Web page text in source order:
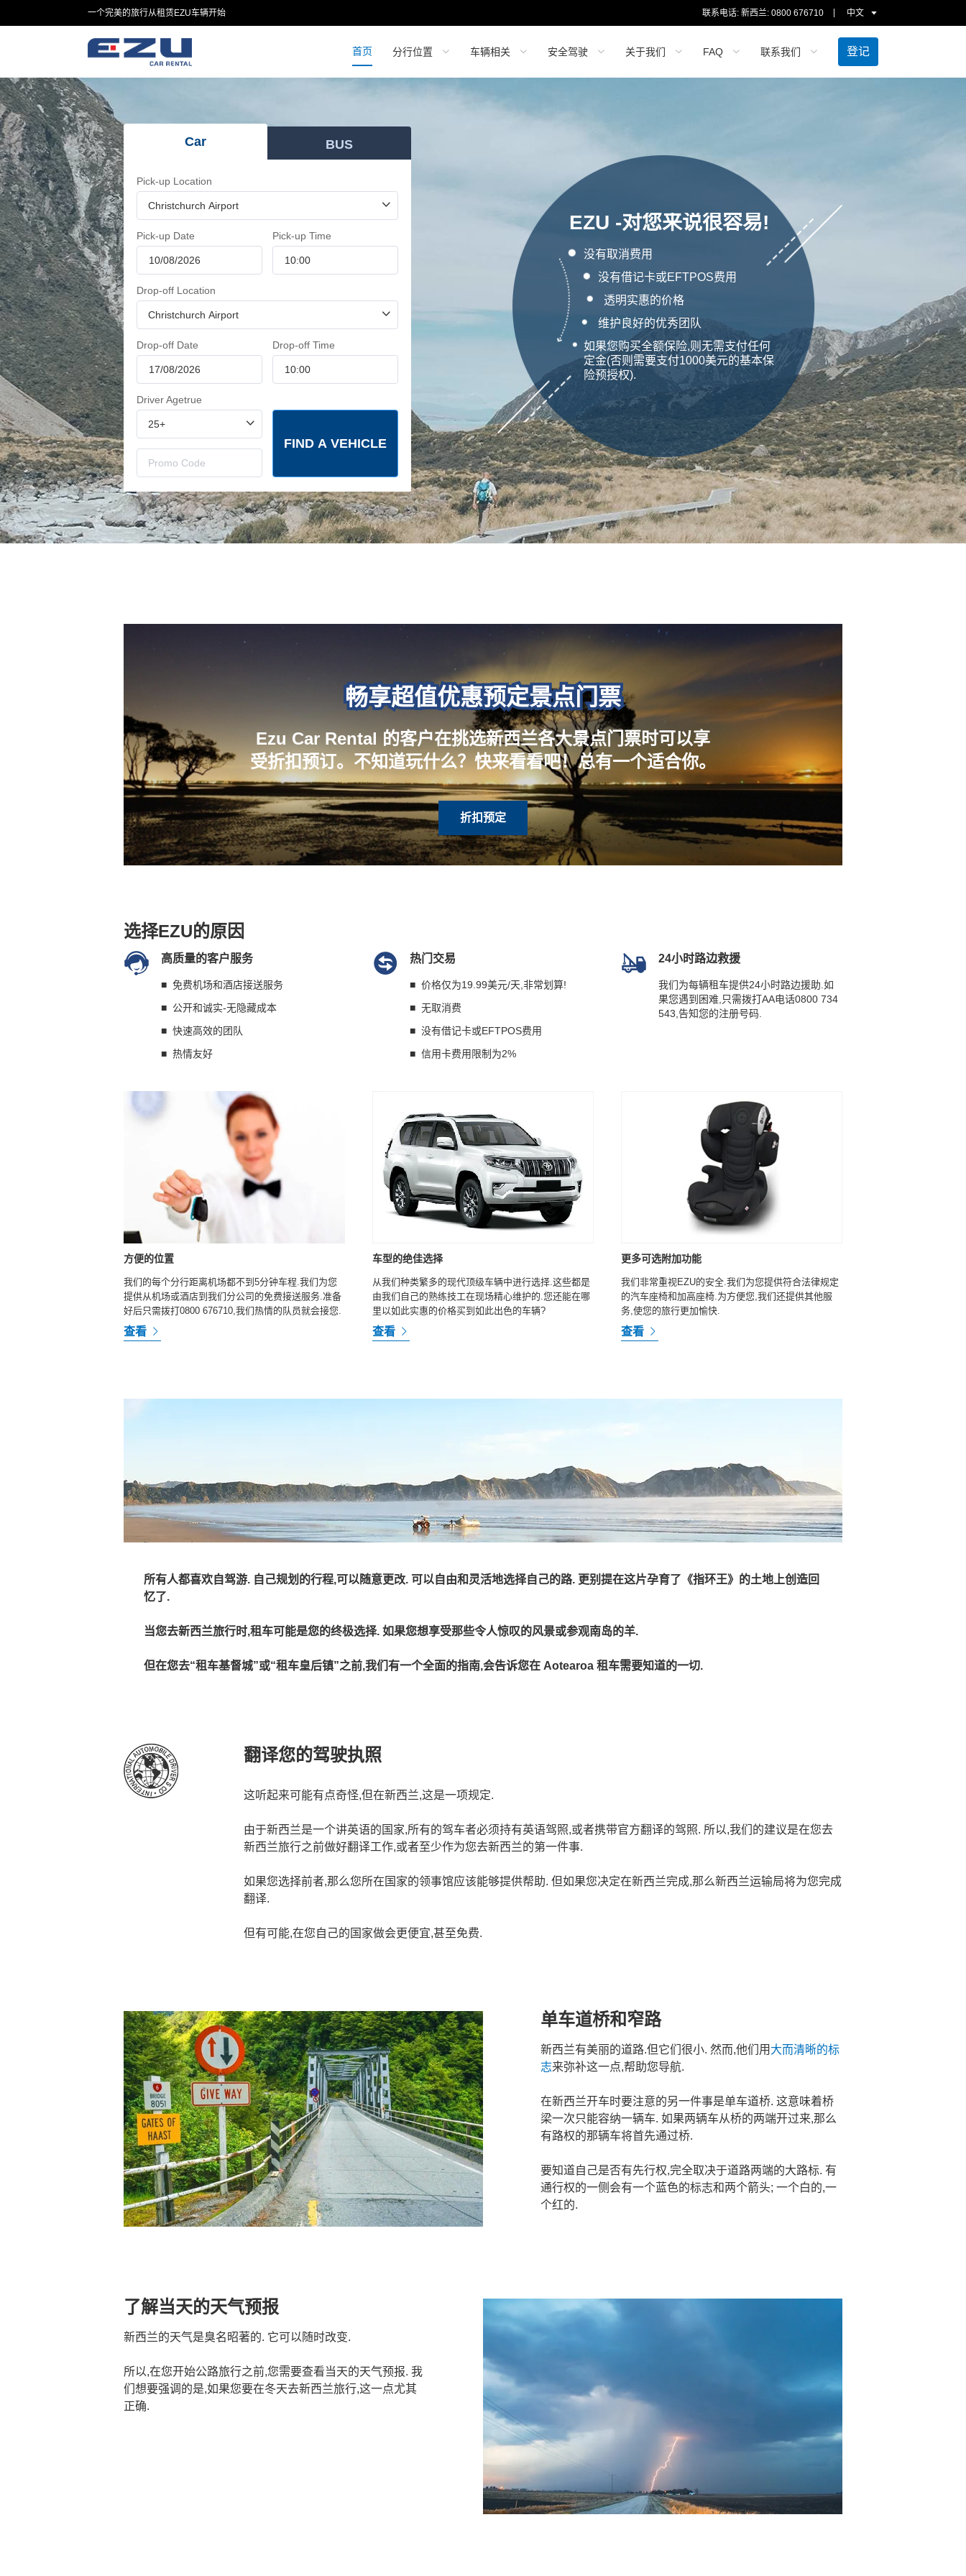
一个完美的旅行从租赁EZU车辆开始 联系电话: 新西兰: 0800 676710 中文
首页 分行位置 车辆相关 安全驾驶 关于我们 FAQ 联系我们 登记
Car BUS
Pick-up Location
Pick-up Date Pick-up Time
Drop-off Location
Drop-off Date Drop-off Time
Driver Agetrue
FIND A VEHICLE
EZU -对您来说很容易!
没有取消费用
没有借记卡或EFTPOS费用
透明实惠的价格
维护良好的优秀团队
如果您购买全额保险,则无需支付任何
定金(否则需要支付1000美元的基本保
险预授权).
畅享超值优惠预定景点门票
Ezu Car Rental 的客户在挑选新西兰各大景点门票时可以享
受折扣预订。不知道玩什么？快来看看吧！总有一个适合你。
折扣预定
选择EZU的原因
高质量的客户服务
■ 免费机场和酒店接送服务
■ 公开和诚实-无隐藏成本
■ 快速高效的团队
■ 热情友好
热门交易
■ 价格仅为19.99美元/天,非常划算!
■ 无取消费
■ 没有借记卡或EFTPOS费用
■ 信用卡费用限制为2%
24小时路边救援
我们为每辆租车提供24小时路边援助.如
果您遇到困难,只需拨打AA电话0800 734
543,告知您的注册号码.
方便的位置
我们的每个分行距离机场都不到5分钟车程.我们为您
提供从机场或酒店到我们分公司的免费接送服务.准备
好后只需拨打0800 676710,我们热情的队员就会接您.
查看
车型的绝佳选择
从我们种类繁多的现代顶级车辆中进行选择.这些都是
由我们自己的熟练技工在现场精心维护的.您还能在哪
里以如此实惠的价格买到如此出色的车辆?
查看
更多可选附加功能
我们非常重视EZU的安全.我们为您提供符合法律规定
的汽车座椅和加高座椅.为方便您,我们还提供其他服
务,使您的旅行更加愉快.
查看
所有人都喜欢自驾游. 自己规划的行程,可以随意更改. 可以自由和灵活地选择自己的路. 更别提在这片孕育了《指环王》的土地上创造回
忆了.
当您去新西兰旅行时,租车可能是您的终极选择. 如果您想享受那些令人惊叹的风景或参观南岛的羊.
但在您去“租车基督城”或“租车皇后镇”之前,我们有一个全面的指南,会告诉您在 Aotearoa 租车需要知道的一切.
翻译您的驾驶执照
这听起来可能有点奇怪,但在新西兰,这是一项规定.
由于新西兰是一个讲英语的国家,所有的驾车者必须持有英语驾照,或者携带官方翻译的驾照. 所以,我们的建议是在您去
新西兰旅行之前做好翻译工作,或者至少作为您去新西兰的第一件事.
如果您选择前者,那么您所在国家的领事馆应该能够提供帮助. 但如果您决定在新西兰完成,那么新西兰运输局将为您完成
翻译.
但有可能,在您自己的国家做会更便宜,甚至免费.
单车道桥和窄路
新西兰有美丽的道路.但它们很小. 然而,他们用 大而清晰的标
志来弥补这一点,帮助您导航.
在新西兰开车时要注意的另一件事是单车道桥. 这意味着桥
梁一次只能容纳一辆车. 如果两辆车从桥的两端开过来,那么
有路权的那辆车将首先通过桥.
要知道自己是否有先行权,完全取决于道路两端的大路标. 有
通行权的一侧会有一个蓝色的标志和两个箭头; 一个白的,一
个红的.
了解当天的天气预报
新西兰的天气是臭名昭著的. 它可以随时改变.
所以,在您开始公路旅行之前,您需要查看当天的天气预报. 我
们想要强调的是,如果您要在冬天去新西兰旅行,这一点尤其
正确.